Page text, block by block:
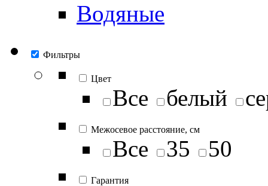
Водяные
Фильтры
Цвет
Все белый
Межосевое расстояние, см
Все 35 50
Гарантия